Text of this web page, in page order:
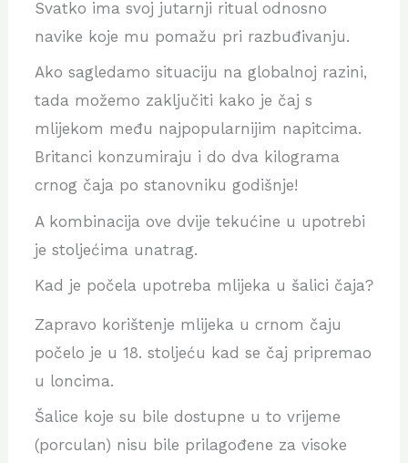
Svatko ima svoj jutarnji ritual odnosno
navike koje mu pomažu pri razbuđivanju.
Ako sagledamo situaciju na globalnoj razini,
tada možemo zaključiti kako je čaj s
mlijekom među najpopularnijim napitcima.
Britanci konzumiraju i do dva kilograma
crnog čaja po stanovniku godišnje!
A kombinacija ove dvije tekućine u upotrebi
je stoljećima unatrag.
Kad je počela upotreba mlijeka u šalici čaja?
Zapravo korištenje mlijeka u crnom čaju
počelo je u 18. stoljeću kad se čaj pripremao
u loncima.
Šalice koje su bile dostupne u to vrijeme
(porculan) nisu bile prilagođene za visoke